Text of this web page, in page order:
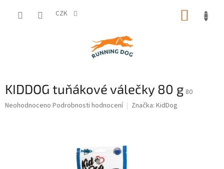
CZK
KIDDOG tuňákové válečky 80 g 80
Průměrné
Neohodnoceno Podrobnosti hodnocení Značka: KidDog